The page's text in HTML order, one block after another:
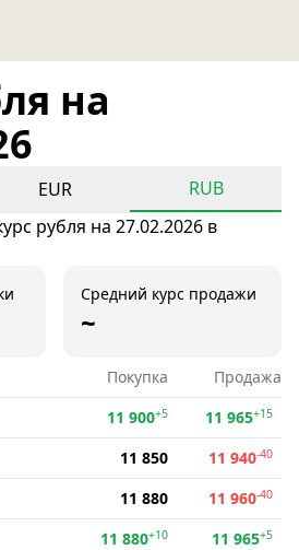
на
EUR
RUB
рубля на 27.02.2026 в
Средний курс продажи
~
Покупка
Продажа
11 900+5 11 965+15
11 850 11 940-40
11 880 11 960-40
11 880+10 11 965+5